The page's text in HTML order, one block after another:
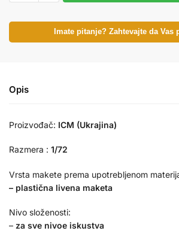
Imate pitanje? Zahtevajte da Vas
Opis
Proizvođač: ICM (Ukrajina)
Razmera : 1/72
Vrsta makete prema upotrebljenom
– plastična livena maketa
Nivo složenosti:
– za sve nivoe iskustva